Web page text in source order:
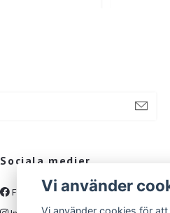
Sociala medier
FacebookVi använder